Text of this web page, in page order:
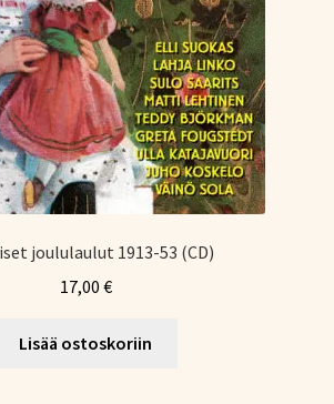
joululaulut 1913-53 (CD)
17,00 €
Lisää ostoskoriin